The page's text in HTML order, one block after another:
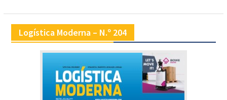
Logística Moderna – N.º 204